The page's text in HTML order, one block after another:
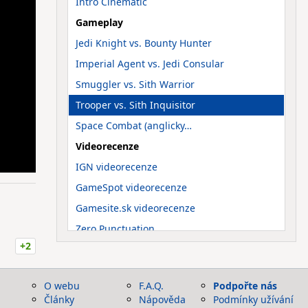
+2
Gameplay
Jedi Knight vs. Bounty Hunter
Imperial Agent vs. Jedi Consular
Smuggler vs. Sith Warrior
Trooper vs. Sith Inquisitor
Space Combat (anglicky…
Videorecenze
IGN videorecenze
GameSpot videorecenze
Gamesite.sk videorecenze
Zero Punctuation
100 fanoušků sehrálo bitvu na…
Komentář k TOR krátce po…
O webu
Články
F.A.Q.
Nápověda
Podpořte nás
Podmínky užívání